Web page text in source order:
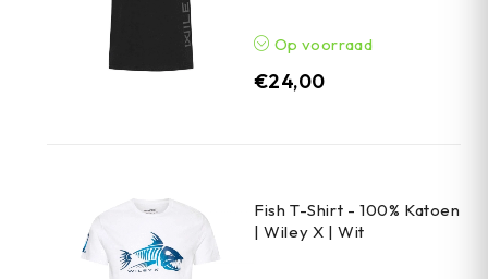
Op voorraad
€24,00
Fish T-Shirt - 100% Katoen
| Wiley X | Wit